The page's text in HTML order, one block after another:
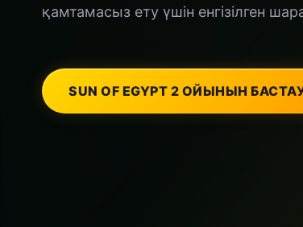
қамтамасыз ету үшін енгізілген
SUN OF EGYPT 2 ОЙЫНЫН